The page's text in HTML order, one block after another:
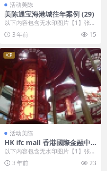
活动美陈
美陈通宝海港城往年案例 (29)
以下内容包含无水印图片【1】张
，开通会员无障碍浏览 开通VIP会
员 3 年前 15
VIP
活动美陈
HK ifc mall 香港國際金融中
心商場美陈案例 (98)
以下内容包含无水印图片【1】张
，开通会员无障碍浏览 开通VIP会
员 3 年前 23